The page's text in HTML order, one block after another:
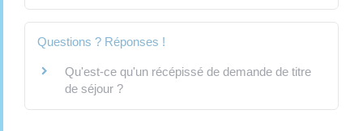
Questions ? Réponses !
Qu'est-ce qu'un récépissé de demande de titre
de séjour ?